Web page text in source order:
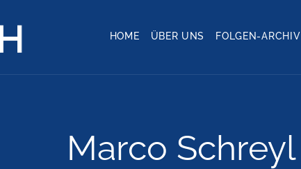
HOME ÜBER UNS FOLGEN-ARCHIV
Marco Schreyl